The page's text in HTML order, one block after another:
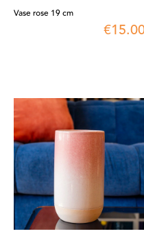
Vase rose 19 cm
€